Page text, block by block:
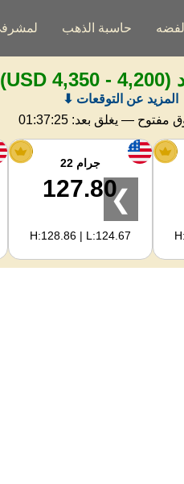
حاسبة الذهب
(4,200 - 4,350 USD)
المزيد عن التوقعات ⬇
مفتوح — يغلق بعد: 01:37:24
جرام 22
127.80
H:128.86 | L:124.67
❯